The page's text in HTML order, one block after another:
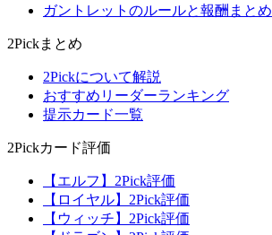
ガントレットのルールと報酬まとめ
2Pickまとめ
2Pickについて解説
おすすめリーダーランキング
提示カード一覧
2Pickカード評価
【エルフ】2Pick評価
【ロイヤル】2Pick評価
【ウィッチ】2Pick評価